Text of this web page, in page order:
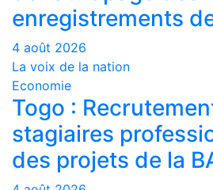
enregistrements
4 août 2026
La voix de la nation
Economie
Togo :
stagiaires
des projets de la